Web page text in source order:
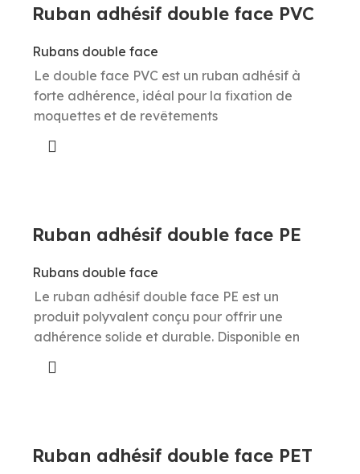
Ruban adhésif double face PVC
Rubans double face
Le double face PVC est un ruban adhésif à
forte adhérence, idéal pour la fixation de
moquettes et de revêtements
Ruban adhésif double face PE
Rubans double face
Le ruban adhésif double face PE est un
produit polyvalent conçu pour offrir une
adhérence solide et durable. Disponible en
Ruban adhésif double face PET